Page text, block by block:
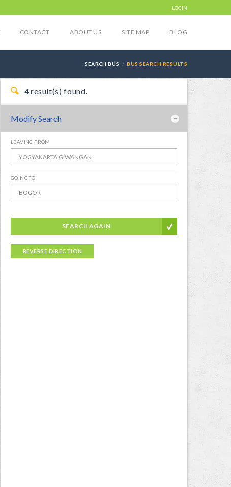
LOGIN
CONTACT ABOUT US SITE MAP BLOG
SEARCH BUS BUS SEARCH RESULTS
4 result(s) found.
Modify Search
LEAVING FROM
GOING TO
SEARCH AGAIN
REVERSE DIRECTION